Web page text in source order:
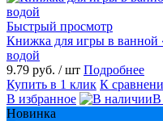
Быстрый просмотр
Книжка для игры в ванной
водой
9.79 руб. / шт Подробнее
Купить в 1 клик К
В избранное
В
Новинка